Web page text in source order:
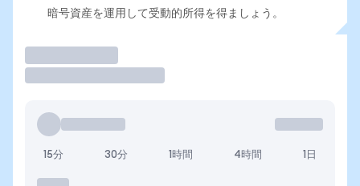
暗号資産を運用して受動的所得を得ましょう。
15分 30分 1時間 4時間 1日